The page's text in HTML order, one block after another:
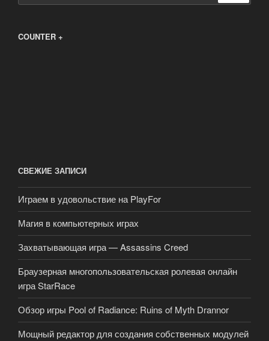
COUNTER +
СВЕЖИЕ ЗАПИСИ
Играем в удовольствие на PlayFor
Магия в компьютерных играх
Захватывающая игра — Assassins Creed
Браузерная многопользовательская ролевая онлайн
игра StarRace
Обзор игры Pool of Radiance: Ruins of Myth Drannor
Мощный редактор для создания собственных модулей